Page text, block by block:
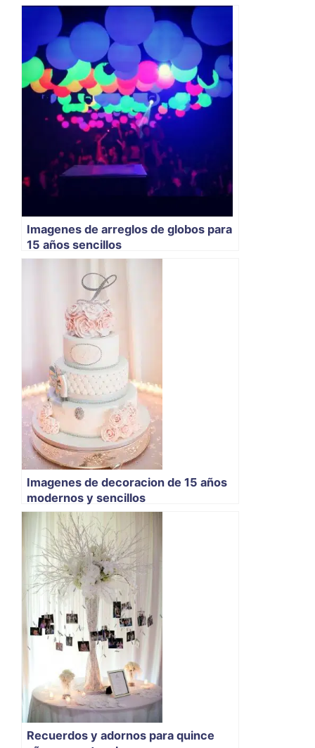
Imagenes de arreglos de globos para
15 años sencillos
Imagenes de decoracion de 15 años
modernos y sencillos
Recuerdos y adornos para quince